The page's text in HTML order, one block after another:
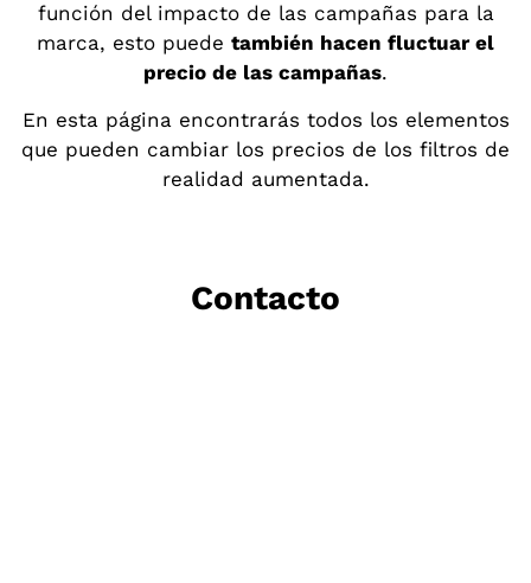
función del impacto de las campañas para la
marca, esto puede también hacen fluctuar el
precio de las campañas.
En esta página encontrarás todos los elementos
que pueden cambiar los precios de los filtros de
realidad aumentada.
Contacto